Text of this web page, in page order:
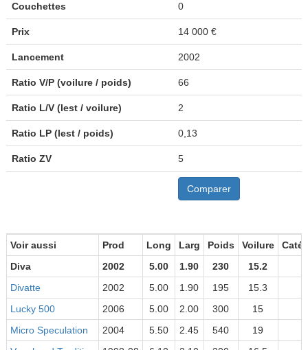
Couchettes 0
Prix 14 000 €
Lancement 2002
Ratio V/P (voilure / poids) 66
Ratio L/V (lest / voilure) 2
Ratio LP (lest / poids) 0,13
Ratio ZV 5
Comparer
Voir aussi Prod Long Larg Poids Voilure
Diva
2002 5.00 1.90 230 15.2
Divatte
2002 5.00 1.90 195
15.3
Lucky 500
2006 5.00 2.00 300 15
Micro Speculation
2004 5.50 2.45 540 19